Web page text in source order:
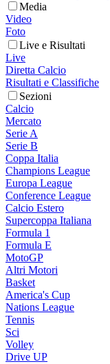
Media
Video
Foto
Live e Risultati
Live
Diretta Calcio
Risultati e Classifiche
Sezioni
Calcio
Mercato
Serie A
Serie B
Coppa Italia
Champions League
Europa League
Conference League
Calcio Estero
Supercoppa Italiana
Formula 1
Formula E
MotoGP
Altri Motori
Basket
America's Cup
Nations League
Tennis
Sci
Volley
Drive UP